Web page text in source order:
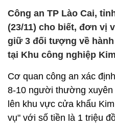
Công an TP Lào Cai,
(23/11) cho biết, đơn vị
giữ 3 đối tượng về
tại Khu công nghiệp
Cơ quan công an xác
8-10 người thường
lên khu vực cửa khẩu
vụ" với số tiền là 1 triệu